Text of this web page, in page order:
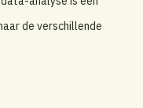
de verschillende